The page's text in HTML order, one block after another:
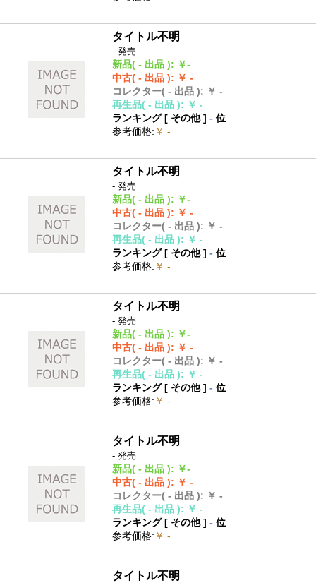
タイトル不明
- 発売
新品( - 出品 ): ￥-
中古( - 出品 ): ￥ -
コレクター( - 出品 ): ￥ -
再生品( - 出品 ): ￥ -
ランキング [ その他]- 位
参考価格: ￥ -
タイトル不明
- 発売
新品( - 出品 ): ￥-
中古( - 出品 ): ￥ -
コレクター( - 出品 ): ￥ -
再生品( - 出品 ): ￥ -
ランキング [ その他]- 位
参考価格: ￥ -
タイトル不明
- 発売
新品( - 出品 ): ￥-
中古( - 出品 ): ￥ -
コレクター( - 出品 ): ￥ -
再生品( - 出品 ): ￥ -
ランキング [ その他]- 位
参考価格: ￥ -
タイトル不明
- 発売
新品( - 出品 ): ￥-
中古( - 出品 ): ￥ -
コレクター( - 出品 ): ￥ -
再生品( - 出品 ): ￥ -
ランキング [ その他]- 位
参考価格: ￥ -
タイトル不明